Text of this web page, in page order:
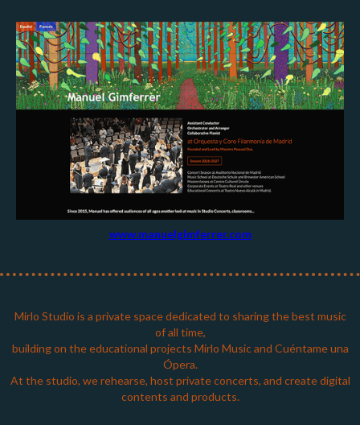
www.manuelgimferrer.com
Mirlo Studio is a private space dedicated to sharing the best music
of all time,
building on the educational projects Mirlo Music and Cuéntame una
Ópera.
At the studio, we rehearse, host private concerts, and create digital
contents and products.